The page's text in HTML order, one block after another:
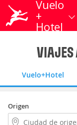
Vuelo
+
Hotel
VIAJES
Vuelo+Hotel
Origen